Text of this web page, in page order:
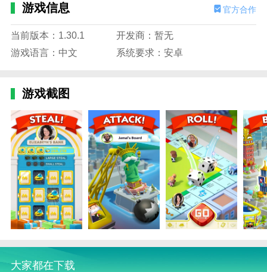
竞争和合作;
MONOPOLY GO! 手机版亮点
1.加入并参加个人和俱乐部活动，获得独特和专属
2.来自世界各地的实时PvP战斗玩家
3.创建或加入一个俱乐部，分享卡片，在游戏中结
交新朋友时赚更多的钱。
4.赚取盒子以解锁新的动作卡，并赚取金钱以升级
现有的动作卡。
5.在游戏中，玩家需要购买商店来让对手破产;
MONOPOLY GO! 手机版优势
1.充满乐趣，游戏卡通风格和独特玩法的结合让人
2.随机事件进一步提升了游戏的可玩性;
游戏信息 官方合作
当前版本：1.30.1
开发商：暂无
游戏语言：中文
系统要求：安卓
游戏截图
大家都在下载